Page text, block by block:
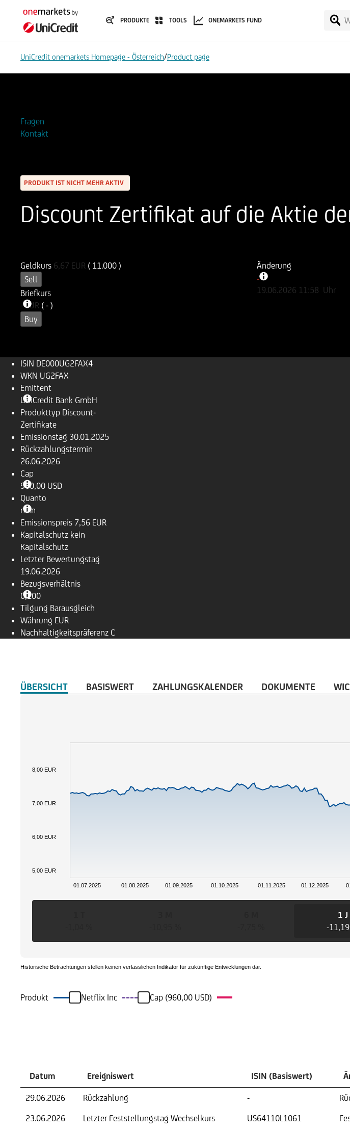
PRODUKTE TOOLS ONEMARKETS FUND
UniCredit onemarkets Homepage - Österreich/Product page
Fragen
Kontakt
PRODUKT IST NICHT MEHR AKTIV
Discount Zertifikat auf die Aktie
Geldkurs 6,67 EUR ( 11.000 )
Sell
Briefkurs
-EUR ( - )
Buy
Änderung
--
19.06.2026 11:58 Uhr
ISIN DE000UG2FAX4
WKN UG2FAX
Emittent
UniCredit Bank GmbH
Produkttyp Discount-
Zertifikate
Emissionstag 30.01.2025
Rückzahlungs­termin
26.06.2026
Cap
960,00 USD
Quanto
nein
Emissionspreis 7,56 EUR
Kapitalschutz kein
Kapitalschutz
Letzter Bewertungstag
19.06.2026
Bezugsverhältnis
0,100
Tilgung Barausgleich
Währung EUR
Nachhaltigkeitspräferenz C
ÜBERSICHT BASISWERT ZAHLUNGSKALENDER DOKUMENTE
01.07.2025 01.08.2025 01.09.2025 01.10.2025 01.11.2025 01.12.2025
5,00 EUR
6,00 EUR
7,00 EUR
8,00 EUR
1 J
-
Historische Betrachtungen stellen keinen verlässlichen Indikator für zukünftige Entwicklungen dar.
Produkt Netflix Inc Cap (960,00 USD)
Datum Ereigniswert ISIN (Basiswert)
29.06.2026 Rückzahlung -
23.06.2026
Letzter Feststellungstag Wechselkurs US64110L1061